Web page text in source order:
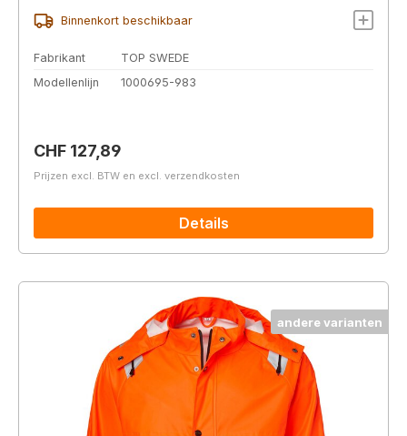
Binnenkort beschikbaar
Fabrikant
TOP SWEDE
Modellenlijn
1000695-983
Normale prijs:
CHF 127,89
Prijzen excl. BTW en excl. verzendkosten
Details
andere varianten